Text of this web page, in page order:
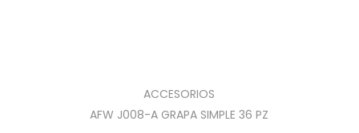
ACCESORIOS
AFW J008-A GRAPA SIMPLE 36 PZ